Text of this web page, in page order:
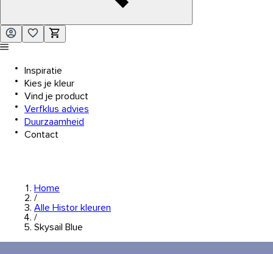
Inspiratie
Kies je kleur
Vind je product
Verfklus advies
Duurzaamheid
Contact
Home
/
Alle Histor kleuren
/
Skysail Blue